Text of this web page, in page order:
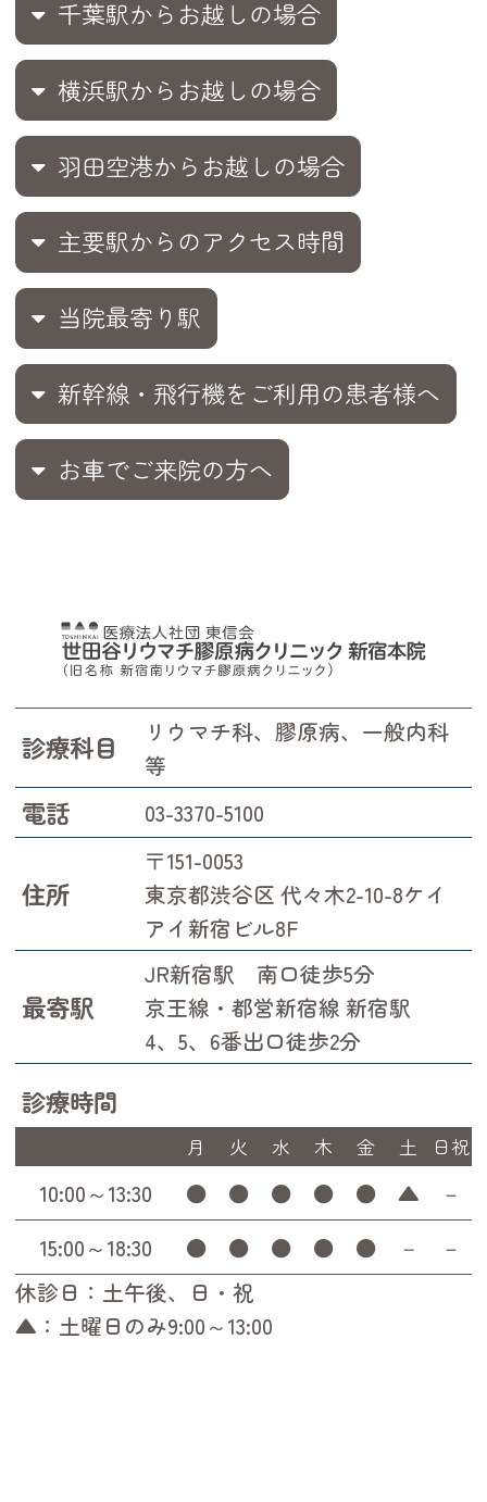
千葉駅からお越しの場合
横浜駅からお越しの場合
羽田空港からお越しの場合
主要駅からのアクセス時間
当院最寄り駅
新幹線・飛行機をご利用の患者様へ
お車でご来院の方へ
診療科目
リウマチ科、膠原病、一般内科
等
電話 03-3370-5100
住所
〒151-0053
東京都渋谷区 代々木2-10-8ケイ
アイ新宿ビル8F
最寄駅
JR新宿駅 南口徒歩5分
京王線・都営新宿線 新宿駅
4、5、6番出口徒歩2分
診療時間
月 火 水 木 金 土 日祝
10:00～13:30 ● ● ● ● ● ▲
－
15:00～18:30
● ● ● ● ● －
－
休診日：土午後、日・祝
▲：土曜日のみ9:00～13:00